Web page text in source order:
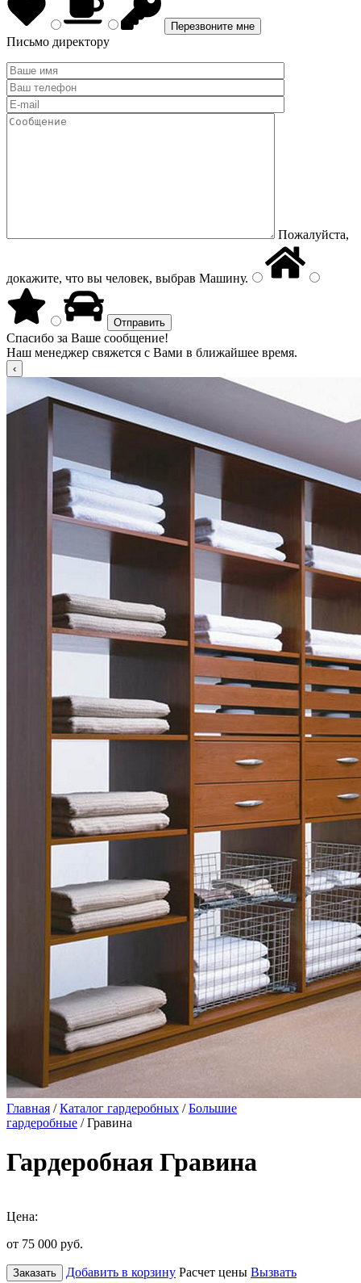
Письмо директору
Пожалуйста,
докажите, что вы человек, выбрав Машину.
Спасибо за Ваше сообщение!
Наш менеджер свяжется с Вами в ближайшее время.
Главная /Каталог гардеробных /Большие
гардеробные / Гравина
Гардеробная Гравина
Цена:
от 75 000 руб.
Заказать Добавить в корзину Расчет цены Вызвать